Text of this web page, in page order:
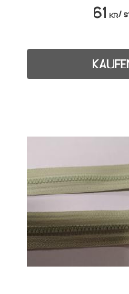
61 KR/